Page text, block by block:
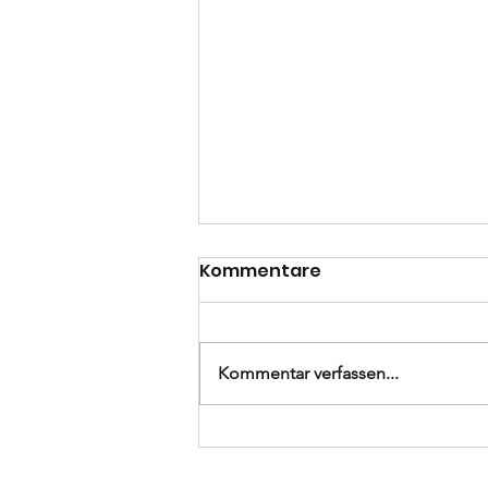
Kreisoberliga
Kommentare
Kommentar verfassen...